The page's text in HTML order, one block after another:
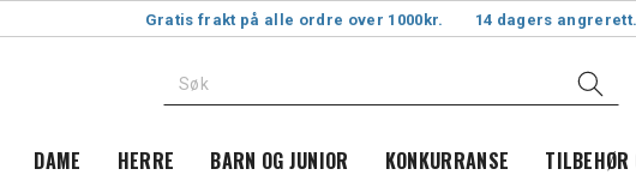
Gratis frakt på alle ordre over 1000kr. 14 dagers angrerett.
DAME HERRE BARN OG JUNIOR KONKURRANSE TILBEHØR